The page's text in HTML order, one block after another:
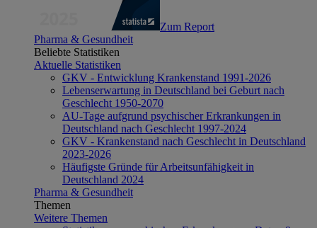
Zum Report
Pharma & Gesundheit
Beliebte Statistiken
Aktuelle Statistiken
GKV - Entwicklung Krankenstand 1991-2026
Lebenserwartung in Deutschland bei Geburt nach
Geschlecht 1950-2070
AU-Tage aufgrund psychischer Erkrankungen in
Deutschland nach Geschlecht 1997-2024
GKV - Krankenstand nach Geschlecht in Deutschland
2023-2026
Häufigste Gründe für Arbeitsunfähigkeit in
Deutschland 2024
Pharma & Gesundheit
Themen
Weitere Themen